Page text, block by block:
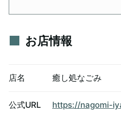
お店情報
店名 癒し処なごみ
公式URL
https://nagomi-